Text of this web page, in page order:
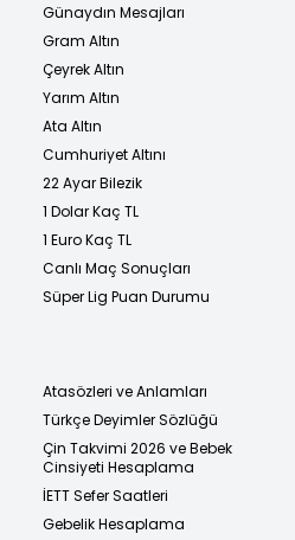
Günaydın Mesajları
Gram Altın
Çeyrek Altın
Yarım Altın
Ata Altın
Cumhuriyet Altını
22 Ayar Bilezik
1 Dolar Kaç TL
1 Euro Kaç TL
Canlı Maç Sonuçları
Süper Lig Puan Durumu
Atasözleri ve Anlamları
Türkçe Deyimler Sözlüğü
Çin Takvimi 2026 ve Bebek
Cinsiyeti Hesaplama
İETT Sefer Saatleri
Gebelik Hesaplama